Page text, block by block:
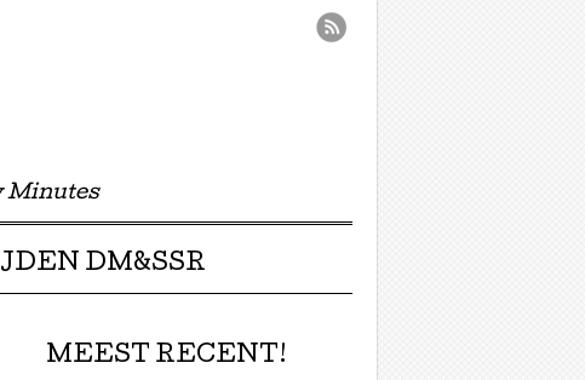
Minutes
DM&SSR
MEEST RECENT!